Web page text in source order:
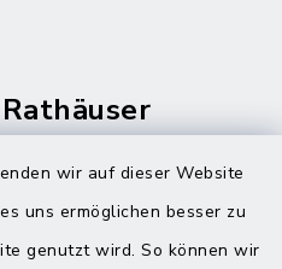
wir auf dieser Website
uns ermöglichen besser zu
genutzt wird. So können wir